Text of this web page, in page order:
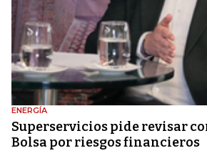
ENERGÍA
Superservicios pide revisar
Bolsa por riesgos financieros